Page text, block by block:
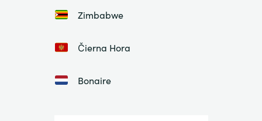
Zimbabwe
Čierna Hora
Bonaire